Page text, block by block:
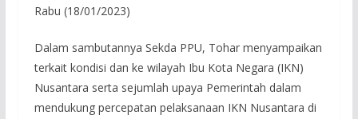
Rabu (18/01/2023)
Dalam sambutannya Sekda PPU, Tohar menyampaikan
terkait kondisi dan ke wilayah Ibu Kota Negara (IKN)
Nusantara serta sejumlah upaya Pemerintah dalam
mendukung percepatan pelaksanaan IKN Nusantara di